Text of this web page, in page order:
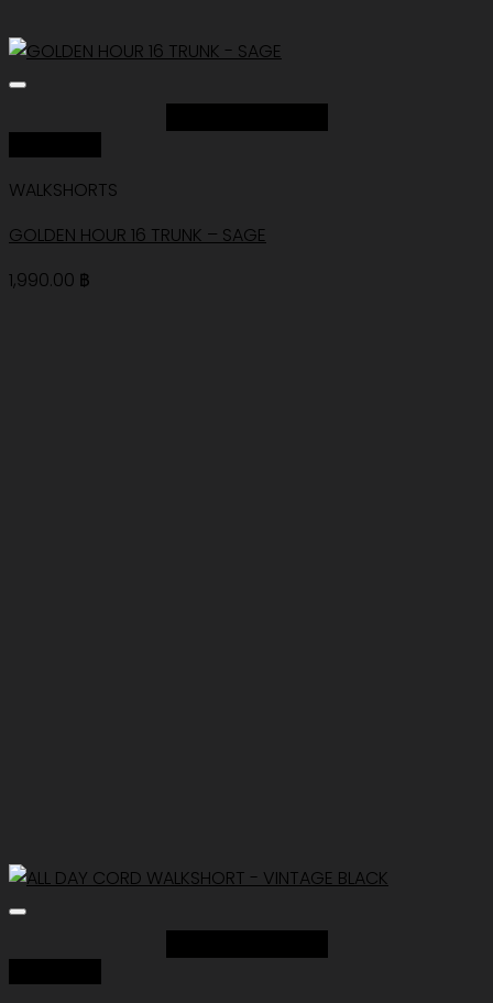
WALKSHORTS
GOLDEN HOUR 16 TRUNK – SAGE
1,990.00 ฿